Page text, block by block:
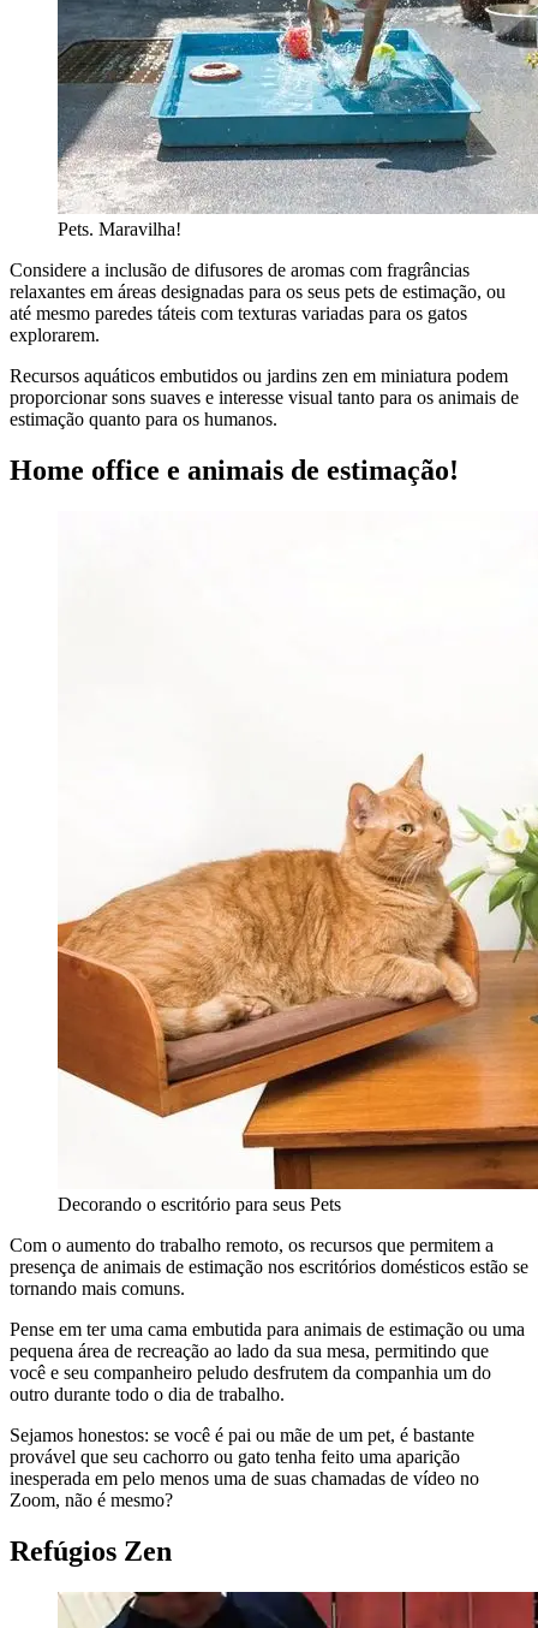
Pets. Maravilha!
Considere a inclusão de difusores de aromas com fragrâncias
relaxantes em áreas designadas para os seus pets de estimação, ou
até mesmo paredes táteis com texturas variadas para os gatos
explorarem.
Recursos aquáticos embutidos ou jardins zen em miniatura podem
proporcionar sons suaves e interesse visual tanto para os animais de
estimação quanto para os humanos.
Home office e animais de estimação!
Decorando o escritório para seus Pets
Com o aumento do trabalho remoto, os recursos que permitem a
presença de animais de estimação nos escritórios domésticos estão se
tornando mais comuns.
Pense em ter uma cama embutida para animais de estimação ou uma
pequena área de recreação ao lado da sua mesa, permitindo que
você e seu companheiro peludo desfrutem da companhia um do
outro durante todo o dia de trabalho.
Sejamos honestos: se você é pai ou mãe de um pet, é bastante
provável que seu cachorro ou gato tenha feito uma aparição
inesperada em pelo menos uma de suas chamadas de vídeo no
Zoom, não é mesmo?
Refúgios Zen